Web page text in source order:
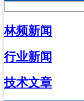
林频新闻
行业新闻
技术文章